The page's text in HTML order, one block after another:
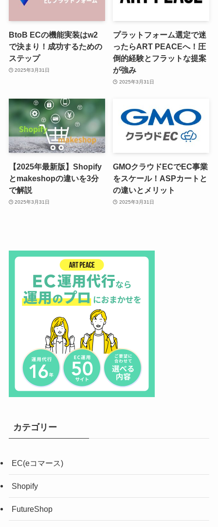
BtoB ECの機能実装はw2
で決まり！成功するための
ステップ
2025年3月31日
プラットフォーム選定で迷
ったらART PEACEへ！圧
倒的経験とフラットな提案
が強み
2025年3月31日
【2025年最新版】Shopify
とmakeshopの違いを3分
で解説
2025年3月31日
GMOクラウドECでEC事業
をスケール！ASPカートと
の違いとメリット
2025年3月31日
カテゴリー
EC(eコマース)
Shopify
FutureShop